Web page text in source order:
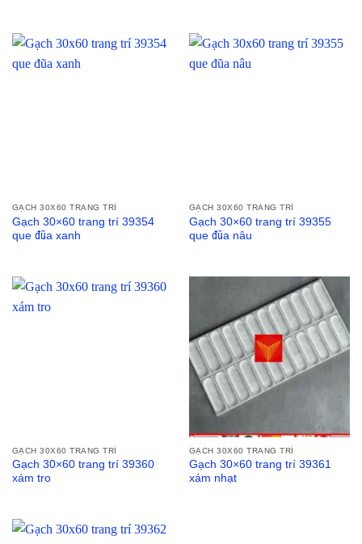
GẠCH 30X60 TRANG TRÍ
Gạch 30×60 trang trí 39354
que đũa xanh
GẠCH 30X60 TRANG TRÍ
Gạch 30×60 trang trí 39355
que đũa nâu
GẠCH 30X60 TRANG TRÍ
Gạch 30×60 trang trí 39360
xám tro
GẠCH 30X60 TRANG TRÍ
Gạch 30×60 trang trí 39361
xám nhạt